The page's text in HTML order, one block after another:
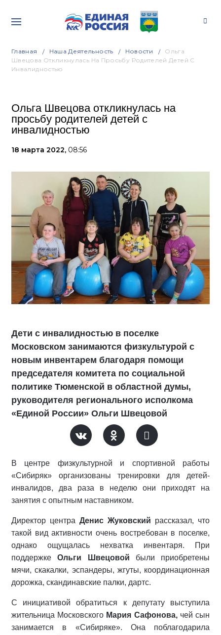
Главная Наша Деятельность Новости
Ольга
Швецова Откликнулась На Просьбу Родителей Детей С
Инвалидностью
Ольга Швецова откликнулась на
просьбу родителей детей с
инвалидностью
18 марта 2022, 08:56
Дети с инвалидностью в поселке
Московском занимаются физкультурой с
новым инвентарем благодаря помощи
председателя комитета по социальной
политике Тюменской в областной думы,
руководителя регионального исполкома
«Единой России» Ольги Швецовой
В центре физкультурной и спортивной работы
«Сибиряк» организованы тренировки для детей-
инвалидов, два раза в неделю они приходят на
занятия с опытным наставником.
Директор центра Денис Жуковский рассказал, что
такой вид активности очень востребован в поселке,
однако ощущалась нехватка инвентаря. При
поддержкеОльги Швецовой были приобретены
мячи, скакалки, эспандеры, жгуты, координационная
дорожка, скандинавские палки, дартс.
С инициативой обратиться к депутату выступила
жительница Московского Мария Сафонова, чей сын
занимается в «Сибиряке». Она поблагодарила